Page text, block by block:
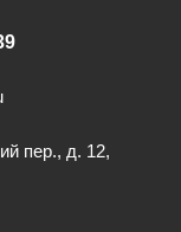
пер., д. 12,